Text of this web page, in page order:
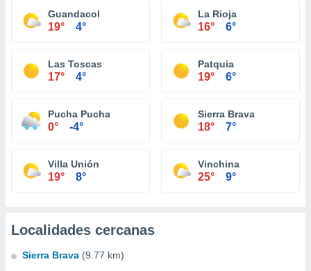
Guandacol
19° 4°
La Rioja
16° 6°
Las Toscas
17° 4°
Patquia
19° 6°
Pucha Pucha
0° -4°
Sierra Brava
18° 7°
Villa Unión
19° 8°
Vinchina
25° 9°
Localidades cercanas
Sierra Brava (9.77 km)